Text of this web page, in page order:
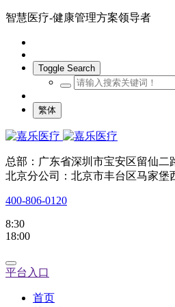
智慧医疗-健康管理方案领导者
Toggle Search
繁体
总部：广东省深圳市宝安区留仙二
北京分公司：北京市丰台区马家堡
400-806-0120
8:30
18:00
平台入口
首页